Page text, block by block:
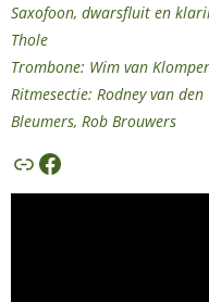
Saxofoon, dwarsfluit en
Thole
Trombone: Wim van
Ritmesectie: Rodney van
Bleumers, Rob Brouwers
Link
Facebook